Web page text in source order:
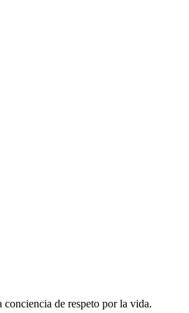
conciencia de respeto por la vida.